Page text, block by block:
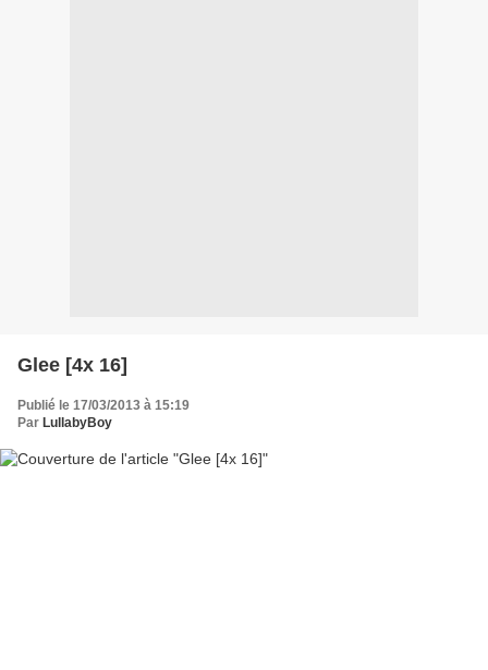
Glee [4x 16]
Publié le 17/03/2013 à 15:19
Par LullabyBoy